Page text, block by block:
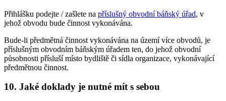
Přihlášku podejte / zašlete na příslušný obvodní báňský úřad, v
jehož obvodu bude činnost vykonávána.
Bude-li předmětná činnost vykonávána na území více obvodů, je
příslušným obvodním báňským úřadem ten, do jehož obvodní
působnosti přísluší místo bydliště či sídla organizace, vykonávající
předmětnou činnost.
10. Jaké doklady je nutné mít s sebou